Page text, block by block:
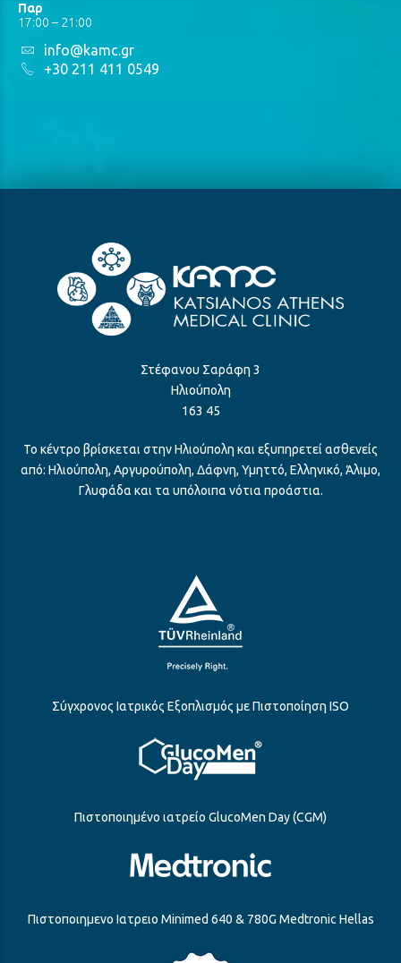
Παρ
17:00 – 21:00
info@kamc.gr
+30 211 411 0549
Στέφανου Σαράφη 3
Ηλιούπολη
163 45
Το κέντρο βρίσκεται στην Ηλιούπολη και εξυπηρετεί ασθενείς
από: Ηλιούπολη, Αργυρούπολη, Δάφνη, Υμηττό, Ελληνικό, Άλιμο,
Γλυφάδα και τα υπόλοιπα νότια προάστια.
Σύγχρονος Ιατρικός Εξοπλισμός με Πιστοποίηση ISO
Πιστοποιημένο ιατρείο GlucoMen Day (CGM)
Πιστοποιημενο Ιατρειο Minimed 640 & 780G Medtronic Hellas